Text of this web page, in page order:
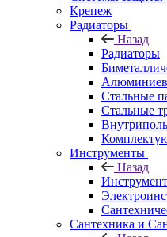
Крепеж
Радиаторы
Назад
Радиаторы
Стальные
Стальные
Инструменты
Назад
Сантехника и